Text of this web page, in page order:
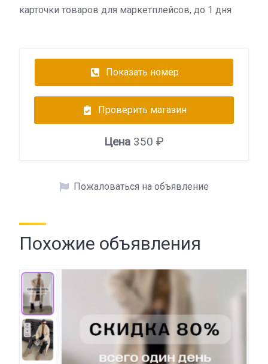
карточки товаров для маркетплейсов, до 1 дня
Показать номер
Проверить магазин
Цена 350 ₽
Пожаловаться на объявление
Похожие объявления